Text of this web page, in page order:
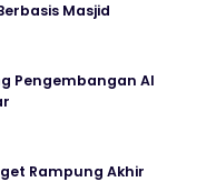
Masjid
Pengembangan Al
Rampung Akhir